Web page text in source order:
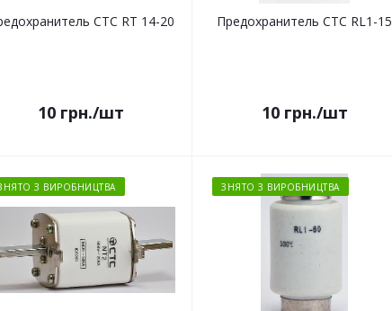
СТС RT 14-20
10грн./шт
Предохранитель СТС RL1-15
10грн./шт
З ВИРОБНИЦТВА ЗНЯТО З ВИРОБНИЦТВА